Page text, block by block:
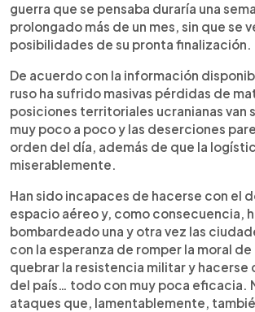
guerra que se pensaba duraría una
prolongado más de un mes, sin que se
posibilidades de su pronta finalización.
De acuerdo con la información
ruso ha sufrido masivas pérdidas de
posiciones territoriales ucranianas van
muy poco a poco y las deserciones
orden del día, además de que la
miserablemente.
Han sido incapaces de hacerse con el
espacio aéreo y, como consecuencia,
bombardeado una y otra vez las
con la esperanza de romper la moral
quebrar la resistencia militar y hacerse
del país… todo con muy poca eficacia.
ataques que, lamentablemente,